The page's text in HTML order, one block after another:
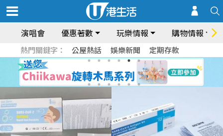
演唱會 優惠著數 玩樂情報 購物情報
熱門關鍵字： 公屋熱話 娛樂新聞 定期存款